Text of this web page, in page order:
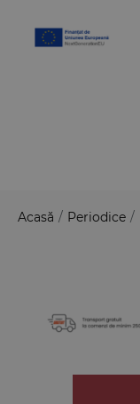
Acasă / Periodice /